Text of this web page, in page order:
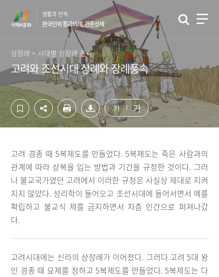
로
가
기
가
기
생활과 민속
한국인의 통과의례, 관혼상제
상장례 > 시대별 상장례 풍속
고려와 조선시대 상례와 장례풍속
가 가
고려 경종 때 5복제도를 만들었다. 5복제도는 죽은 사람과의
관계에 따라 상복을 입는 방법과 기간을 규정한 것이다. 그러
나 불교국가였던 고려에서 이러한 규정은 사실상 제대로 지켜
지지 않았다. 성리학이 들어오고 조선시대에 들어서면서 예를
확립하고 불교식 제를 금지하면서 차츰 민간으로 퍼져나갔
다.
고려시대에는 신라의 상장례가 이어졌다. 그러다 고려 5대 왕
인 경종 때 묘제를 정하고 5복제도를 만들었다. 5복제도는 다